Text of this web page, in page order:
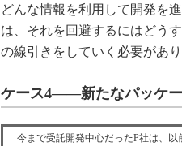
どんな情報を利用して開発を
は、それを回避するにはどう
の線引きをしていく必要があり
ケース4――新たなパッケ
今まで受託開発中心だったP社は、以